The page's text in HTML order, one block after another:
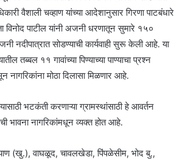
वैशाली चव्हाण यांच्या आदेशानुसार गिरणा पाटबंधारे
विनोद पाटील यांनी अजनी धरणातून सुमारे १५०
नदीपात्रात सोडण्याची कार्यवाही सुरू केली आहे. या
तब्बल ११ गावांच्या पिण्याच्या पाण्याचा प्रश्न
नागरिकांना मोठा दिलासा मिळणार आहे.
भटकंती करणाऱ्या ग्रामस्थांसाठी हे आवर्तन
भावना नागरिकांमधून व्यक्त होत आहे.
(खु.), वाघळूद, चावलखेडा, पिंपळेसीम, भोद बु.,